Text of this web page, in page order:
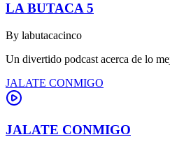
LA BUTACA 5
By labutacacinco
Un divertido podcast acerca de lo
JALATE CONMIGO
JALATE CONMIGO